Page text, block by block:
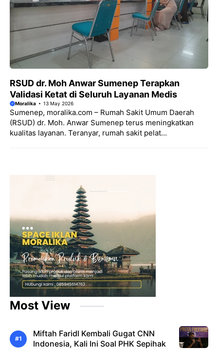
RSUD dr. Moh Anwar Sumenep Terapkan
Validasi Ketat di Seluruh Layanan Medis
Moralika 13 May 2026
Sumenep, moralika.com – Rumah Sakit Umum Daerah
(RSUD) dr. Moh. Anwar Sumenep terus meningkatkan
kualitas layanan. Teranyar, rumah sakit pelat...
Most View
Miftah Faridl Kembali Gugat CNN
Indonesia, Kali Ini Soal PHK Sepihak